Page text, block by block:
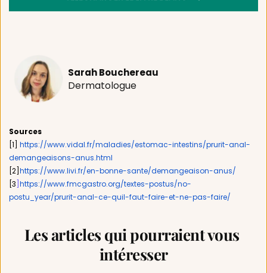
Sarah Bouchereau
Dermatologue
Sources
[1] https://www.vidal.fr/maladies/estomac-intestins/prurit-anal-
demangeaisons-anus.html
[2] https://www.livi.fr/en-bonne-sante/demangeaison-anus/
[3 https://www.fmcgastro.org/textes-postus/no-
postu_year/prurit-anal-ce-quil-faut-faire-et-ne-pas-faire/
Les articles qui pourraient vous
intéresser